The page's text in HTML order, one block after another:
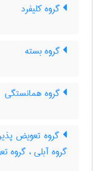
گروه کلیفرد
گروه بسته
گروه همانستگی
گروه تعویض
گروه آبلی ، گروه